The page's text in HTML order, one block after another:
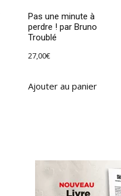
Pas une minute à
perdre ! par Bruno
Troublé
27,00€
Ajouter au panier